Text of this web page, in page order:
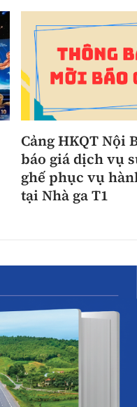
Cảng HKQT Nội
báo giá dịch vụ
ghế phục vụ
tại Nhà ga T1